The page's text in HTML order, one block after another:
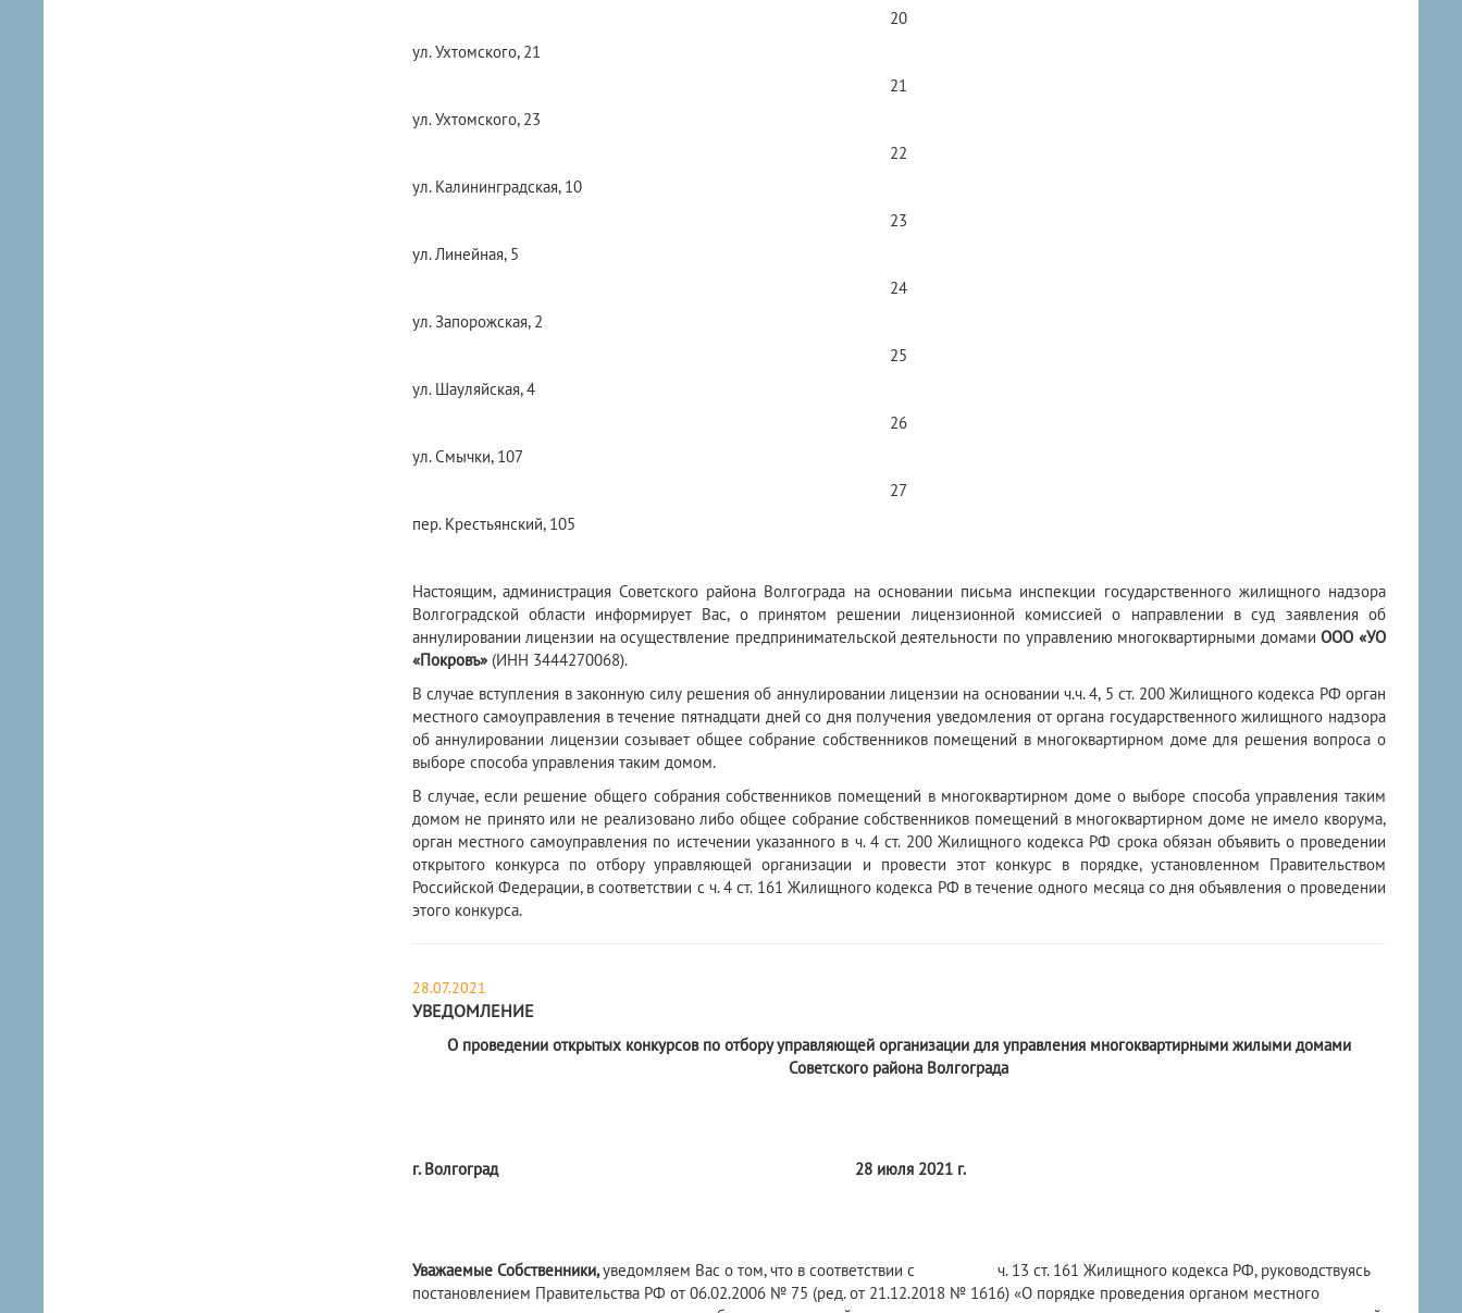
20
ул. Ухтомского, 21
21
ул. Ухтомского, 23
22
ул. Калининградская, 10
23
ул. Линейная, 5
24
ул. Запорожская, 2
25
ул. Шауляйская, 4
26
ул. Смычки, 107
27
пер. Крестьянский, 105
Настоящим, администрация Советского района Волгограда на основании письма инспекции государственного жилищного надзора
Волгоградской области информирует Вас, о принятом решении лицензионной комиссией о направлении в суд заявления об
аннулировании лицензии на осуществление предпринимательской деятельности по управлению многоквартирными домамиООО «УО
«Покровъ»(ИНН 3444270068).
В случае вступления в законную силу решения об аннулировании лицензии на основании ч.ч. 4, 5 ст. 200 Жилищного кодекса РФ орган
местного самоуправления в течение пятнадцати дней со дня получения уведомления от органа государственного жилищного надзора
об аннулировании лицензии созывает общее собрание собственников помещений в многоквартирном доме для решения вопроса о
выборе способа управления таким домом.
В случае, если решение общего собрания собственников помещений в многоквартирном доме о выборе способа управления таким
домом не принято или не реализовано либо общее собрание собственников помещений в многоквартирном доме не имело кворума,
орган местного самоуправления по истечении указанного в ч. 4 ст. 200 Жилищного кодекса РФ срока обязан объявить о проведении
открытого конкурса по отбору управляющей организации и провести этот конкурс в порядке, установленном Правительством
Российской Федерации, в соответствии с ч. 4 ст. 161 Жилищного кодекса РФ в течение одного месяца со дня объявления о проведении
этого конкурса.
28.07.2021
УВЕДОМЛЕНИЕ
О проведении открытых конкурсов по отбору управляющей организации для управления многоквартирными жилыми домами
Советского района Волгограда
г. Волгоград 28 июля 2021 г.
УважаемыеСобственники,уведомляем Вас о том, что в соответствии с ч. 13 ст. 161 Жилищного кодекса РФ, руководствуясь
постановлением Правительства РФ от 06.02.2006 № 75 (ред. от 21.12.2018 № 1616) «О порядке проведения органом местного